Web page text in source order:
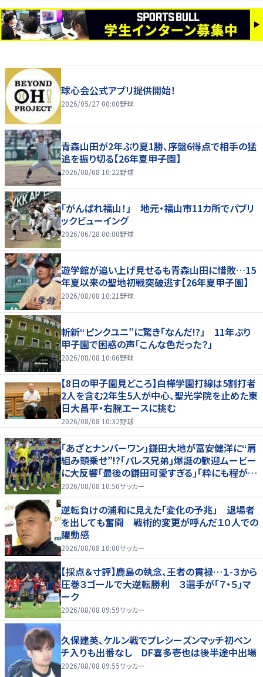
球心会公式アプリ提供開始！
2026/05/27 00:00野球
青森山田が2年ぶり夏1勝、序盤6得点で相手の猛
追を振り切る【26年夏甲子園】
2026/08/08 10:22野球
「がんばれ福山！」 地元・福山市11カ所でパブリ
ックビューイング
2026/06/28 00:00野球
遊学館が追い上げ見せるも青森山田に惜敗…15
年夏以来の聖地初戦突破逃す【26年夏甲子園】
2026/08/08 10:21 野球
斬新“ピンクユニ”に驚き「なんだ!?」 11年ぶり
甲子園で困惑の声「こんな色だった？」
2026/08/08 10:06野球
【8日の甲子園見どころ】白樺学園打線は5割打者
2人を含む2年生5人が中心、聖光学院を止めた東
日大昌平・右腕エースに挑む
2026/08/08 10:32野球
｢あざとナンバーワン｣鎌田大地が冨安健洋に“肩
組み頭乗せ”!?｢パレス兄弟｣爆誕の歓迎ムービー
に大反響｢最後の鎌田可愛すぎる｣｢粋にも程があ
る！」
2026/08/08 10:50サッカー
逆転負けの浦和に見えた「変化の予兆」 退場者
を出しても奮闘 戦術的変更が呼んだ１０人での
躍動感
2026/08/08 10:00サッカー
【採点＆寸評】鹿島の執念、王者の貫禄…１-３から
圧巻３ゴールで大逆転勝利 ３選手が「７・５」マ
ーク
2026/08/08 09:59サッカー
久保建英、ケルン戦でプレシーズンマッチ初ベン
チ入りも出番なし DF喜多壱也は後半途中出場
2026/08/08 09:55サッカー